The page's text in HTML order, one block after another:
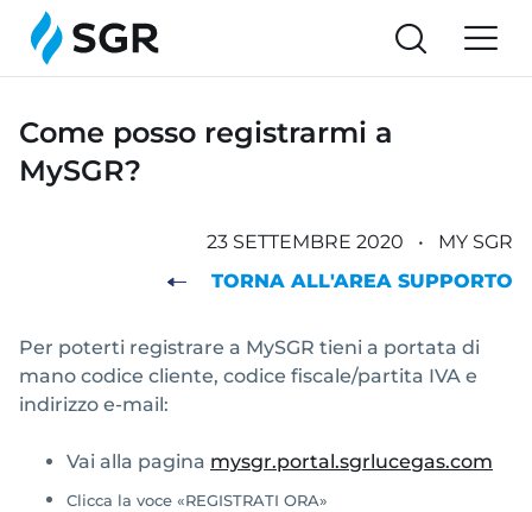
Come posso registrarmi a
MySGR?
23 SETTEMBRE 2020 •
MY SGR
TORNA ALL'AREA SUPPORTO
Per poterti registrare a MySGR tieni a portata di
mano codice cliente, codice fiscale/partita IVA e
indirizzo e-mail:
Vai alla pagina mysgr.portal.sgrlucegas.com
Clicca la voce «REGISTRATI ORA»